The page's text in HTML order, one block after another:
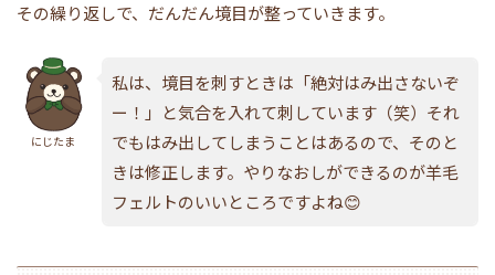
その繰り返しで、だんだん境目が整っていきます。
にじたま
私は、境目を刺すときは「絶対はみ出さないぞ
ー！」と気合を入れて刺しています（笑）それ
でもはみ出してしまうことはあるので、そのと
きは修正します。やりなおしができるのが羊毛
フェルトのいいところですよね😊